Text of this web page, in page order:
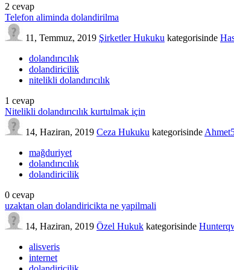
2 cevap
Telefon aliminda dolandirilma
11, Temmuz, 2019 Şirketler Hukuku kategorisinde
dolandırıcılık
dolandiricilik
nitelikli dolandırıcılık
1 cevap
Nitelikli dolandırıcılık kurtulmak için
14, Haziran, 2019 Ceza Hukuku kategorisinde
mağduriyet
dolandırıcılık
dolandiricilik
0 cevap
uzaktan olan dolandiricikta ne yapilmali
14, Haziran, 2019 Özel Hukuk kategorisinde
alisveris
internet